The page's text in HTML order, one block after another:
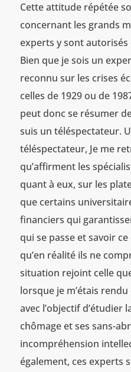
Cette attitude répétée
concernant les grands
experts y sont autorisés
Bien que je sois un
reconnu sur les crises
celles de 1929 ou de
peut donc se résumer
suis un téléspectateur.
téléspectateur, Je me
qu’affirment les
quant à eux, sur les
que certains
financiers qui
qui se passe et savoir
qu’en réalité ils ne
situation rejoint celle
lorsque je m’étais
avec l’objectif d’étudier
chômage et ses sans-
incompréhension
également, ces experts